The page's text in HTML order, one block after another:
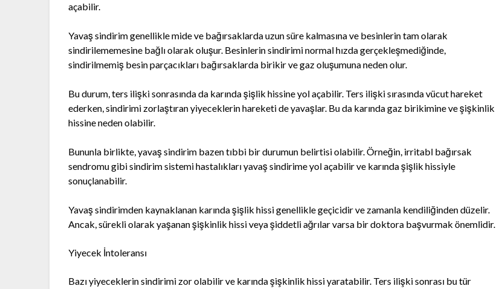
açabilir.
Yavaş sindirim genellikle mide ve bağırsaklarda uzun süre kalmasına ve besinlerin tam olarak
sindirilememesine bağlı olarak oluşur. Besinlerin sindirimi normal hızda gerçekleşmediğinde,
sindirilmemiş besin parçacıkları bağırsaklarda birikir ve gaz oluşumuna neden olur.
Bu durum, ters ilişki sonrasında da karında şişlik hissine yol açabilir. Ters ilişki sırasında vücut hareket
ederken, sindirimi zorlaştıran yiyeceklerin hareketi de yavaşlar. Bu da karında gaz birikimine ve şişkinlik
hissine neden olabilir.
Bununla birlikte, yavaş sindirim bazen tıbbi bir durumun belirtisi olabilir. Örneğin, irritabl bağırsak
sendromu gibi sindirim sistemi hastalıkları yavaş sindirime yol açabilir ve karında şişlik hissiyle
sonuçlanabilir.
Yavaş sindirimden kaynaklanan karında şişlik hissi genellikle geçicidir ve zamanla kendiliğinden düzelir.
Ancak, sürekli olarak yaşanan şişkinlik hissi veya şiddetli ağrılar varsa bir doktora başvurmak önemlidir.
Yiyecek İntoleransı
Bazı yiyeceklerin sindirimi zor olabilir ve karında şişkinlik hissi yaratabilir. Ters ilişki sonrası bu tür